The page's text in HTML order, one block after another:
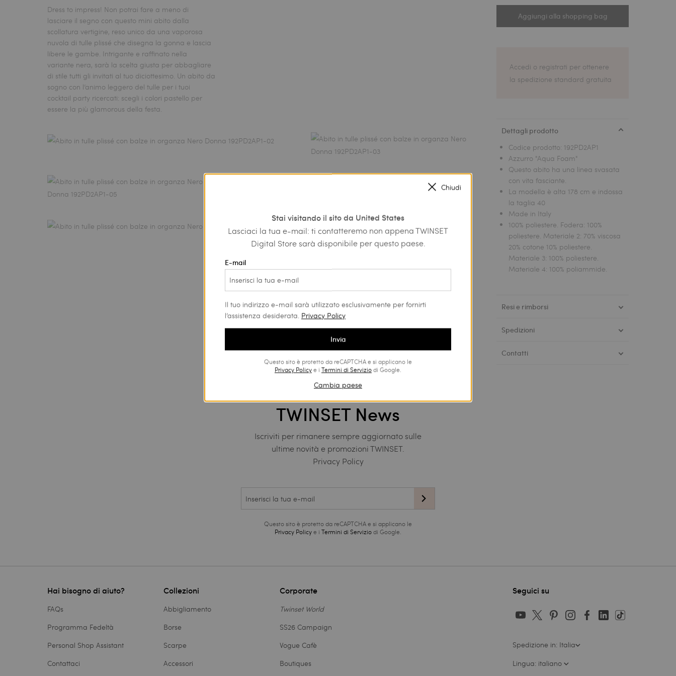
Dress to impress! Non potrai fare a meno di
lasciare il segno con questo mini abito dalla
scollatura vertigine, reso unico da una vaporosa
nuvola di tulle plissé che disegna la gonna e lascia
libere le gambe. Intrigante e raffinato nella
variante nera, sarà la scelta giusta per abbagliare
di stile tutti gli invitati al tuo diciottesimo. Un abito da
sogno con l’animo leggero del tulle per i tuoi
cocktail party ricercati: scegli i colori pastello per
essere la più glamorous della festa.
Aggiungi alla shopping bag
Accedi o registrati per ottenere
la spedizione standard gratuita
Dettagli prodotto
Codice prodotto: 192PD2AP1
Azzurro "Aqua Foam"
Questo abito ha una linea svasata
con vita fasciante.
La modella è alta 178 cm e indossa
la taglia 40
Made in Italy
100% poliestere. Fodera: 100%
poliestere. Materiale 2: 70% viscosa
20% cotone 10% poliestere.
Materiale 3: 100% poliestere.
Materiale 4: 100% poliammide.
Resi e rimborsi
Spedizioni
Contatti
TWINSET News
Iscriviti per rimanere sempre aggiornato sulle
ultime novità e promozioni TWINSET.
Privacy Policy
Questo sito è protetto da reCAPTCHA e si applicano le
Privacy Policye i Termini di Serviziodi Google.
Hai bisogno di aiuto?
FAQs
Programma Fedeltà
Personal Shop Assistant
Contattaci
Collezioni
Abbigliamento
Borse
Scarpe
Accessori
Corporate
Twinset World
SS26 Campaign
Vogue Cafè
Boutiques
Seguici su
Spedizione in: Italia
Lingua: italiano
Chiudi
Stai visitando il sito da United States
Lasciaci la tua e-mail: ti contatteremo non appena TWINSET
Digital Store sarà disponibile per questo paese.
E-mail
Il tuo indirizzo e-mail sarà utilizzato esclusivamente per fornirti
l’assistenza desiderata. Privacy Policy
Invia
Questo sito è protetto da reCAPTCHA e si applicano le
Privacy Policye i Termini di Serviziodi Google.
Cambia paese